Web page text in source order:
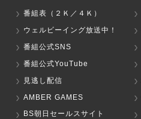
番組表（２Ｋ／４Ｋ）
ウェルビーイング放送中！
番組公式SNS
番組公式YouTube
見逃し配信
AMBER GAMES
BS朝日セールスサイト